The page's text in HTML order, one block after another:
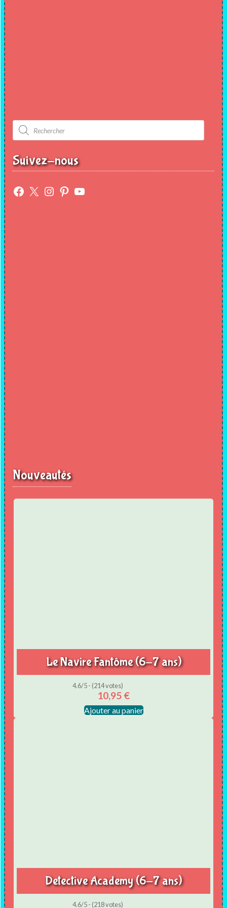
Recherche
de
produits
Suivez-nous
Facebook
X Instagram
Pinterest
YouTube
Nouveautés
Le Navire Fantôme (6-7 ans)
4.6/5 - (214 votes)
10,95 €
Ajouter au panier
Detective Academy (6-7 ans)
4.6/5 - (218 votes)